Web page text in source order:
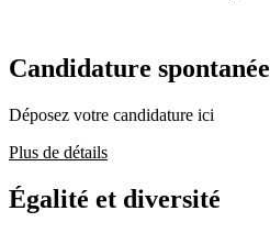
Candidature spontanée
Déposez votre candidature ici
Plus de détails
Égalité et diversité